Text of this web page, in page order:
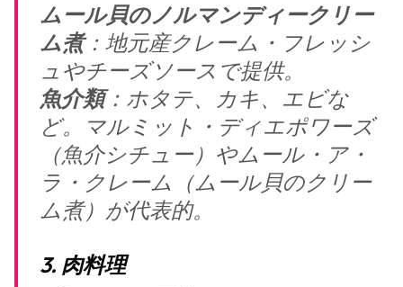
ムール貝のノルマンディークリー
ム煮：地元産クレーム・フレッシ
ュやチーズソースで提供。
魚介類：ホタテ、カキ、エビな
ど。マルミット・ディエポワーズ
（魚介シチュー）やムール・ア・
ラ・クレーム（ムール貝のクリー
ム煮）が代表的。
3. 肉料理